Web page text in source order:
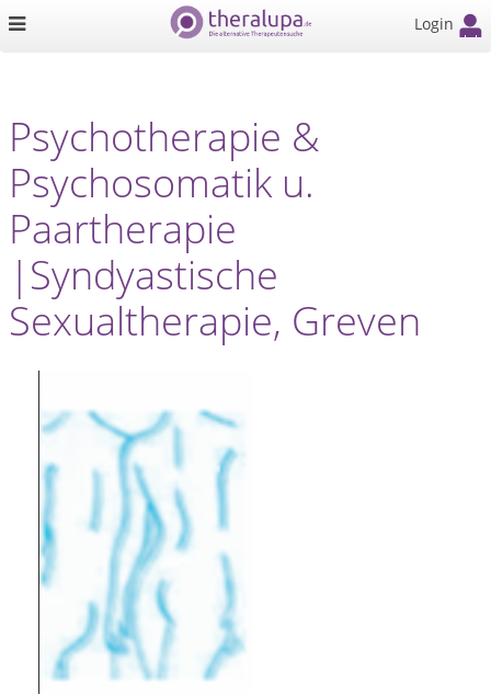
Login
Psychotherapie &
Psychosomatik u.
Paartherapie
|Syndyastische
Sexualtherapie, Greven